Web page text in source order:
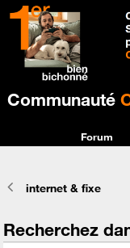
Communauté
Forum
internet & fixe
Recherchez